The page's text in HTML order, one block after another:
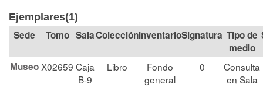
Ejemplares(1)
Tomo SalaColección Signatura Tipo de
medio
MuseoX02659 Caja
B-9
Libro
Fondo
general
0
Consulta
en Sala